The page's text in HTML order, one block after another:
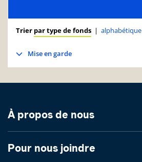
Trier par type de fonds | alphabétique
Mise en garde
À propos de nous
Pour nous joindre